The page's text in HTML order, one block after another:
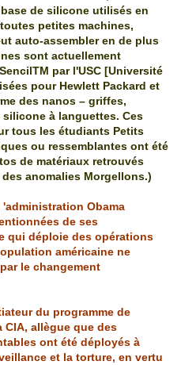
de silicone utilisés en
petites machines,
auto-assembler en de plus
sont actuellement
par l'USC [Université
pour Hewlett Packard et
des nanos – griffes,
à languettes. Ces
tous les étudiants Petits
ou ressemblantes ont été
de matériaux retrouvés
anomalies Morgellons.)
'administration Obama
de ses
qui déploie des opérations
américaine ne
le changement
du programme de
allègue que des
ont été déployés à
et la torture, en vertu